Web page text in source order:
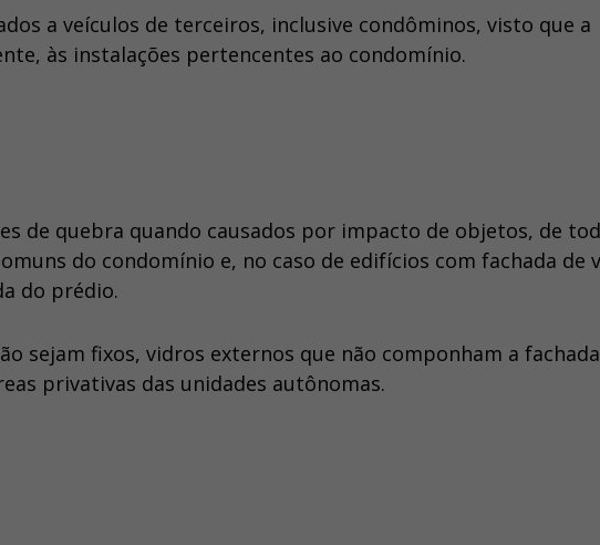
a veículos de terceiros, inclusive condôminos, visto que a
às instalações pertencentes ao condomínio.
de quebra quando causados por impacto de objetos, de
do condomínio e, no caso de edifícios com fachada de
do prédio.
sejam fixos, vidros externos que não componham a
privativas das unidades autônomas.